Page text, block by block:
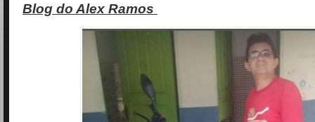
Blog do Alex Ramos